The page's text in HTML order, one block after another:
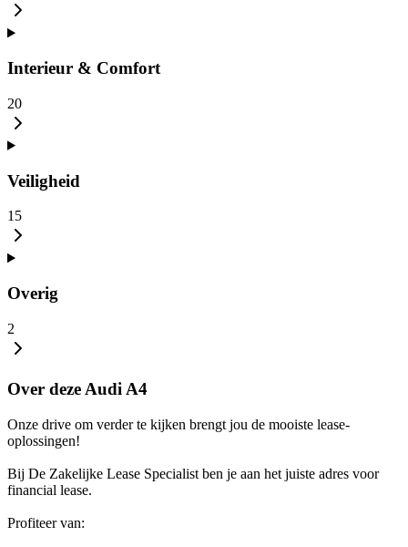
Interieur & Comfort
20
Veiligheid
15
Overig
2
Over deze Audi A4
Onze drive om verder te kijken brengt jou de mooiste lease-
oplossingen!
Bij De Zakelijke Lease Specialist ben je aan het juiste adres voor
financial lease.
Profiteer van: